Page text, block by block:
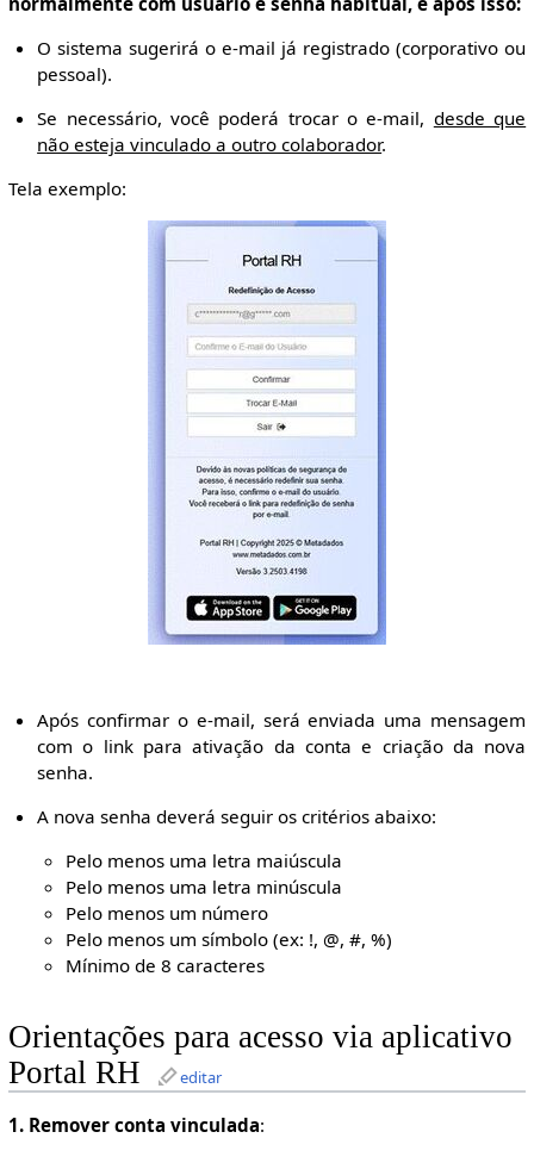
O sistema sugerirá o e-mail já registrado (corporativo ou
pessoal).
Se necessário, você poderá trocar o e-mail, desde que
não esteja vinculado a outro colaborador.
Tela exemplo:
Após confirmar o e-mail, será enviada uma mensagem
com o link para ativação da conta e criação da nova
senha.
A nova senha deverá seguir os critérios abaixo:
Pelo menos uma letra maiúscula
Pelo menos uma letra minúscula
Pelo menos um número
Pelo menos um símbolo (ex: !, @, #, %)
Mínimo de 8 caracteres
Orientações para acesso via aplicativo
Portal RH
editar
1. Remover conta vinculada: